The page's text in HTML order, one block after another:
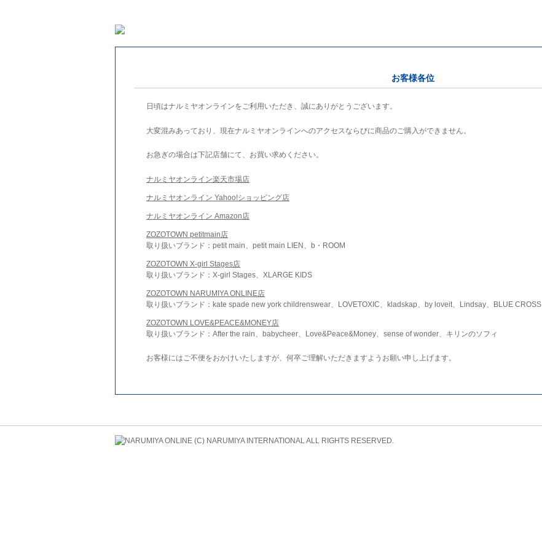
お客様各位
日頃はナルミヤオンラインをご利用いただき、誠にありがとうございます。
大変混みあっており、現在ナルミヤオンラインへのアクセスならびに商品のご購入ができません。
お急ぎの場合は下記店舗にて、お買い求めください。
ナルミヤオンライン楽天市場店
ナルミヤオンライン Yahoo!ショッピング店
ナルミヤオンライン Amazon店
ZOZOTOWN petitmain店
取り扱いブランド：petit main、petit main LIEN、b・ROOM
ZOZOTOWN X-girl Stages店
取り扱いブランド：X-girl Stages、XLARGE KIDS
ZOZOTOWN NARUMIYA ONLINE店
取り扱いブランド：kate spade new york childrenswear、LOVETOXIC、kladskap、by loveit、Lindsay、BLUE CROSS
ZOZOTOWN LOVE&PEACE&MONEY店
取り扱いブランド：After the rain、babycheer、Love&Peace&Money、sense of wonder、キリンのソフィ
お客様にはご不便をおかけいたしますが、何卒ご理解いただきますようお願い申し上げます。